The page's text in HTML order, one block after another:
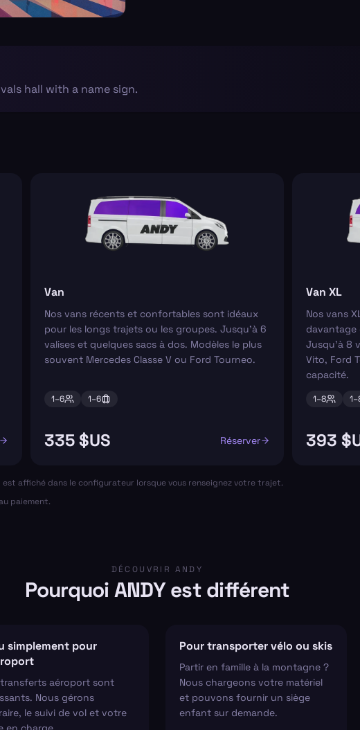
hall with a name sign.
Van
Nos vans récents et confortables sont idéaux
pour les longs trajets ou les groupes. Jusqu'à 6
valises et quelques sacs à dos. Modèles le plus
souvent Mercedes Classe V ou Ford Tourneo.
1–6 1–6
335 $US Réserver
Van XL
Nos vans
davantage
Jusqu'à 8
Vito, Ford
capacité.
1–8 1–
393
affiché dans le configurateur lorsque vous renseignez votre trajet.
paiement.
DÉCOUVRIR ANDY
Pourquoi ANDY est différent
simplement pour
transferts aéroport sont
Nous gérons
le suivi de vol et votre
Pour transporter vélo ou skis
Partir en famille à la montagne ?
Nous chargeons votre matériel
et pouvons fournir un siège
enfant sur demande.